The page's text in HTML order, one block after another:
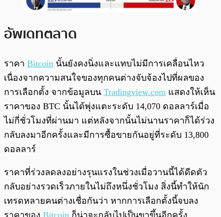
อัพเดทตลาด
ราคา Bitcoin นั้นยังคงนิ่งและแทบไม่มีการเคลื่อนไหว
เนื่องจากความสนใจของทุกคนต่างจับจ้องไปที่ผลของ
การเลือกตั้ง จากข้อมูลบน Tradingview.com แสดงให้เห็น
ราคาของ BTC นั้นได้พุ่งแตะระดับ 14,070 ดอลลาร์เมื่อ
ไม่กี่ชั่วโมงที่ผ่านมา แต่หลังจากนั้นไม่นานราคาก็ได้ร่วง
กลับลงมาอีกครั้งและมีการซื้อขายกันอยู่ที่ระดับ 13,800
ดอลลาร์
ราคาที่ร่วงลดลงอย่างรุนแรงในช่วงเมื่อวานนี้ได้ดีดตัว
กลับอย่างรวดเร็วภายในไม่ถึงหนึ่งชั่วโมง สิ่งนี้ทำให้นัก
เทรดหลายคนต่างเชื่อกันว่า หากการเลือกตั้งนี้จบลง